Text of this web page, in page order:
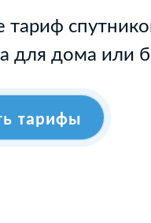
тариф
для дома или
тарифы